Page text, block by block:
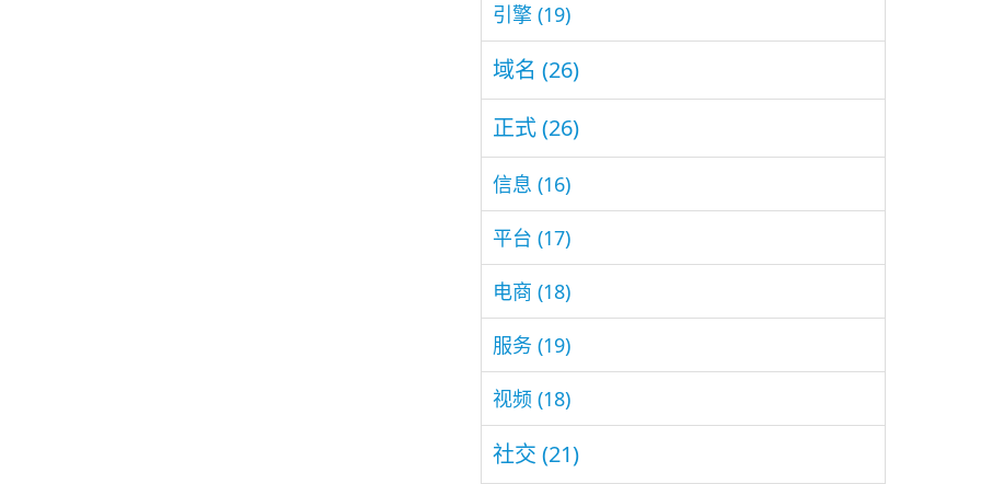
引擎 (19)
域名 (26)
正式(26)
信息 (16)
平台 (17)
电商 (18)
服务 (19)
视频 (18)
社交 (21)